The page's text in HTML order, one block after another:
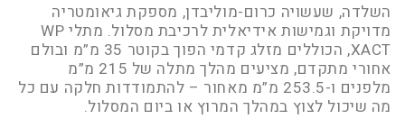
השלדה, שעשויה כרום-מוליבדן, מספקת גיאומטריה
מדויקת וגמישות אידיאלית לרכיבת מסלול. מתלי WP
XACT, הכוללים מזלג קדמי הפוך בקוטר 35 מ”מ ובולם
אחורי מתקדם, מציעים מהלך מתלה של 215 מ”מ
מלפנים ו-253.5 מ”מ מאחור – להתמודדות חלקה עם כל
מה שיכול לצוץ במהלך המרוץ או ביום המסלול.